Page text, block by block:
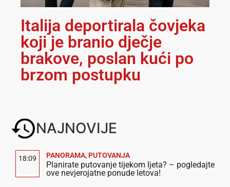
Italija deportirala čovjeka
koji je branio dječje
brakove, poslan kući po
brzom postupku
NAJNOVIJE
18:09 PANORAMA, PUTOVANJA
Planirate putovanje tijekom ljeta? – pogledajte
ove nevjerojatne ponude letova!